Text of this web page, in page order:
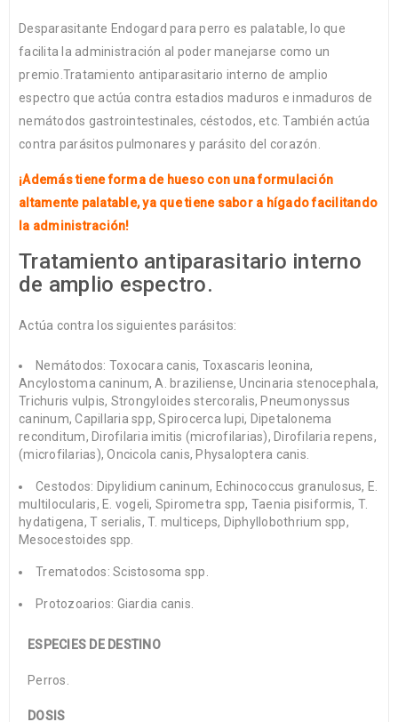
Desparasitante Endogard para perro es palatable, lo que
facilita la administración al poder manejarse como un
premio.Tratamiento antiparasitario interno de amplio
espectro que actúa contra estadios maduros e inmaduros de
nemátodos gastrointestinales, céstodos, etc. También actúa
contra parásitos pulmonares y parásito del corazón.
¡Además tiene forma de hueso con una formulación
altamente palatable, ya que tiene sabor a hígado facilitando
la administración!
Tratamiento antiparasitario interno
de amplio espectro.
Actúa contra los siguientes parásitos:
Nemátodos: Toxocara canis, Toxascaris leonina,
Ancylostoma caninum, A. braziliense, Uncinaria stenocephala,
Trichuris vulpis, Strongyloides stercoralis, Pneumonyssus
caninum, Capillaria spp, Spirocerca lupi, Dipetalonema
reconditum, Dirofilaria imitis (microfilarias), Dirofilaria repens,
(microfilarias), Oncicola canis, Physaloptera canis.
Cestodos: Dipylidium caninum, Echinococcus granulosus, E.
multilocularis, E. vogeli, Spirometra spp, Taenia pisiformis, T.
hydatigena, T serialis, T. multiceps, Diphyllobothrium spp,
Mesocestoides spp.
Trematodos: Scistosoma spp.
Protozoarios: Giardia canis.
ESPECIES DE DESTINO
Perros.
DOSIS